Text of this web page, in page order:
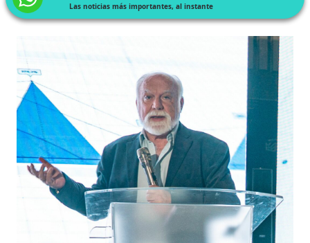
Las noticias más importantes, al instante